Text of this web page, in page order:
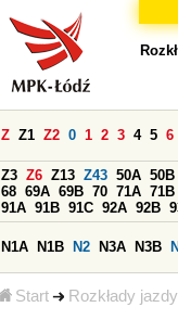
Start Rozkłady jazdy
Z Z1 Z2 0 1 2 3 4 5 6
Z3 Z6 Z13 Z43 50A 50B
68 69A 69B 70 71A 71B
91A 91B 91C 92A 92B
N1A N1B N2 N3A N3B